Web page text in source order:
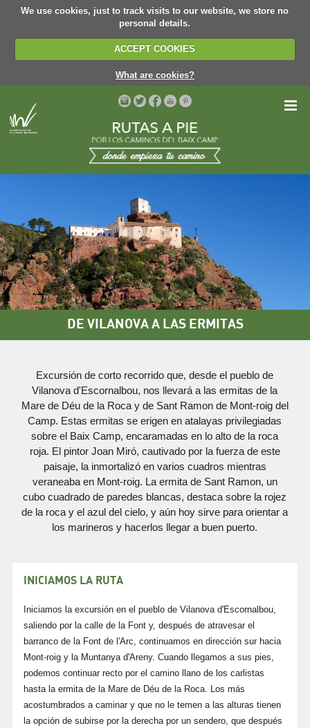
We use cookies, just to track visits to our website, we store no
personal details.
ACCEPT COOKIES
What are cookies?
DE VILANOVA A LAS ERMITAS
Excursión de corto recorrido que, desde el pueblo de
Vilanova d'Escornalbou, nos llevará a las ermitas de la
Mare de Déu de la Roca y de Sant Ramon de Mont-roig del
Camp. Estas ermitas se erigen en atalayas privilegiadas
sobre el Baix Camp, encaramadas en lo alto de la roca
roja. El pintor Joan Miró, cautivado por la fuerza de este
paisaje, la inmortalizó en varios cuadros mientras
veraneaba en Mont-roig. La ermita de Sant Ramon, un
cubo cuadrado de paredes blancas, destaca sobre la rojez
de la roca y el azul del cielo, y aún hoy sirve para orientar a
los marineros y hacerlos llegar a buen puerto.
INICIAMOS LA RUTA
Iniciamos la excursión en el pueblo de Vilanova d'Escornalbou,
saliendo por la calle de la Font y, después de atravesar el
barranco de la Font de l'Arc, continuamos en dirección sur hacia
Mont-roig y la Muntanya d'Areny. Cuando llegamos a sus pies,
podemos continuar recto por el camino llano de los carlistas
hasta la ermita de la Mare de Déu de la Roca. Los más
acostumbrados a caminar y que no le temen a las alturas tienen
la opción de subirse por la derecha por un sendero, que después